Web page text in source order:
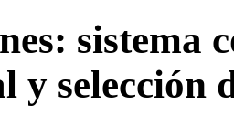
sistema
y selección